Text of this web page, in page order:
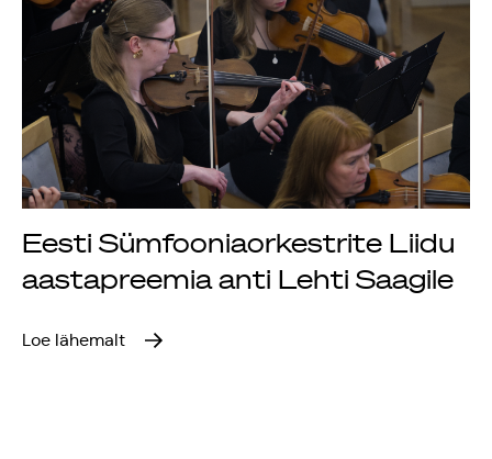
Eesti Sümfooniaorkestrite Liidu
aastapreemia anti Lehti Saagile
Loe lähemalt